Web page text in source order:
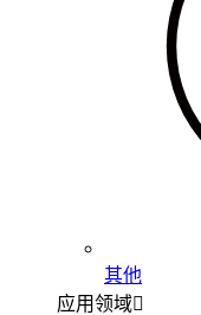
其他
应用领域